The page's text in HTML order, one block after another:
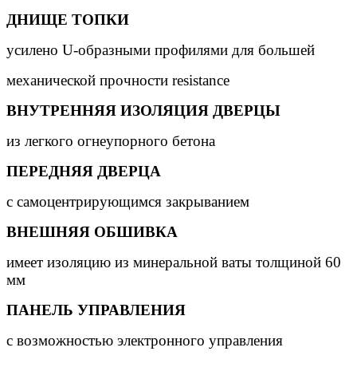
ДНИЩЕ ТОПКИ
усилено U-образными профилями для большей
механической прочности resistance
ВНУТРЕННЯЯ ИЗОЛЯЦИЯ ДВЕРЦЫ
из легкого огнеупорного бетона
ПЕРЕДНЯЯ ДВЕРЦА
с самоцентрирующимся закрыванием
ВНЕШНЯЯ ОБШИВКА
имеет изоляцию из минеральной ваты толщиной 60
мм
ПАНЕЛЬ УПРАВЛЕНИЯ
с возможностью электронного управления